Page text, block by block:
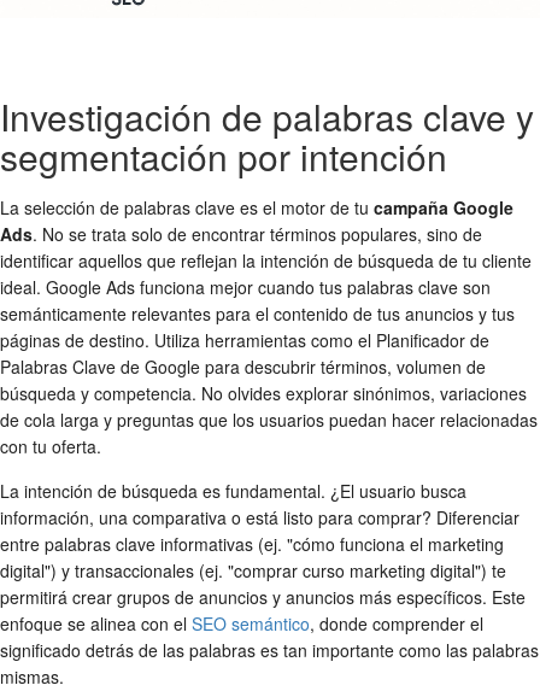
Investigación de palabras clave y
segmentación por intención
La selección de palabras clave es el motor de tu campaña Google
Ads. No se trata solo de encontrar términos populares, sino de
identificar aquellos que reflejan la intención de búsqueda de tu cliente
ideal. Google Ads funciona mejor cuando tus palabras clave son
semánticamente relevantes para el contenido de tus anuncios y tus
páginas de destino. Utiliza herramientas como el Planificador de
Palabras Clave de Google para descubrir términos, volumen de
búsqueda y competencia. No olvides explorar sinónimos, variaciones
de cola larga y preguntas que los usuarios puedan hacer relacionadas
con tu oferta.
La intención de búsqueda es fundamental. ¿El usuario busca
información, una comparativa o está listo para comprar? Diferenciar
entre palabras clave informativas (ej. "cómo funciona el marketing
digital") y transaccionales (ej. "comprar curso marketing digital") te
permitirá crear grupos de anuncios y anuncios más específicos. Este
enfoque se alinea con el SEO semántico, donde comprender el
significado detrás de las palabras es tan importante como las palabras
mismas.